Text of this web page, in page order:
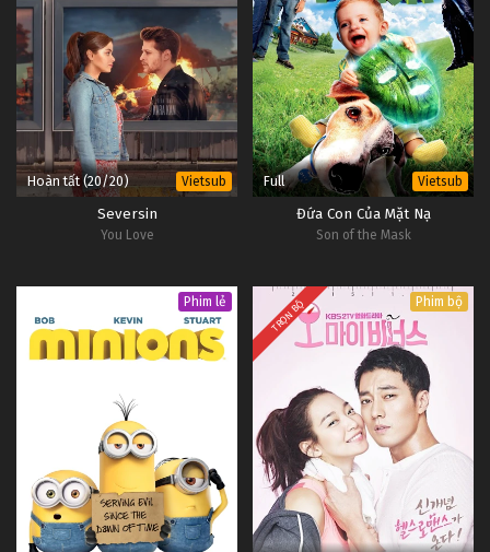
Hoàn tất (20/20) Vietsub
Seversin
You Love
Full Vietsub
Đứa Con Của Mặt Nạ
Son of the Mask
Phim lẻ TRỌN BỘ Phim bộ